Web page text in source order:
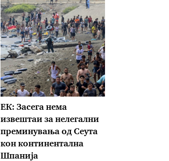
ЕК: Засега нема
извештаи за нелегални
преминувања од Сеута
кон континентална
Шпанија